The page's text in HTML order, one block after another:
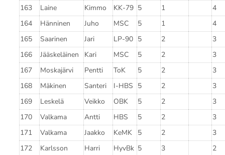
163
Laine Kimmo KK-79 5 1
4
164
Hänninen Juho MSC 5 1
4
165
Saarinen Jari LP-90 5 2
3
166
Jääskeläinen Kari MSC 5 2
3
167
Moskajärvi Pentti ToK 5 2
3
168
Mäkinen Santeri I-HBS 5 2
3
169
Leskelä Veikko OBK 5 2
3
170
Valkama Antti HBS 5 2
3
171
Valkama Jaakko KeMK 5 2
3
172
Karlsson Harri HyvBk 5 3
2